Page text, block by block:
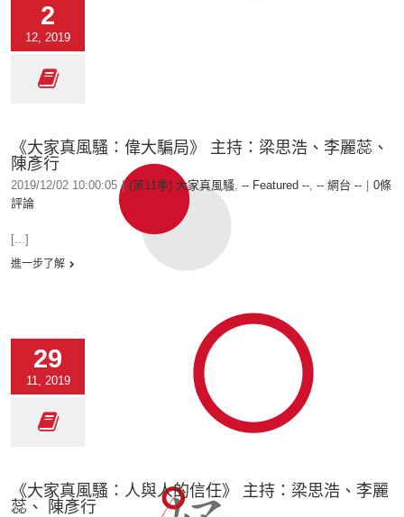
2
12, 2019
《大家真風騷：偉大騙局》 主持：梁思浩、李麗蕊、
陳彥行
2019/12/02 10:00:05 | (第11季) 大家真風騷, -- Featured --, -- 網台 --
0條
評論
[...]
進一步了解
29
11, 2019
《大家真風騷：人與人的信任》 主持：梁思浩、李麗
蕊、 陳彥行